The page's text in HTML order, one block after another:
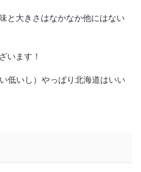
と大きさはなかなか他にはない
います！
低いし）やっぱり北海道はいい